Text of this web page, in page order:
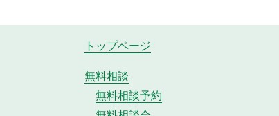
トップページ
無料相談
無料相談予約